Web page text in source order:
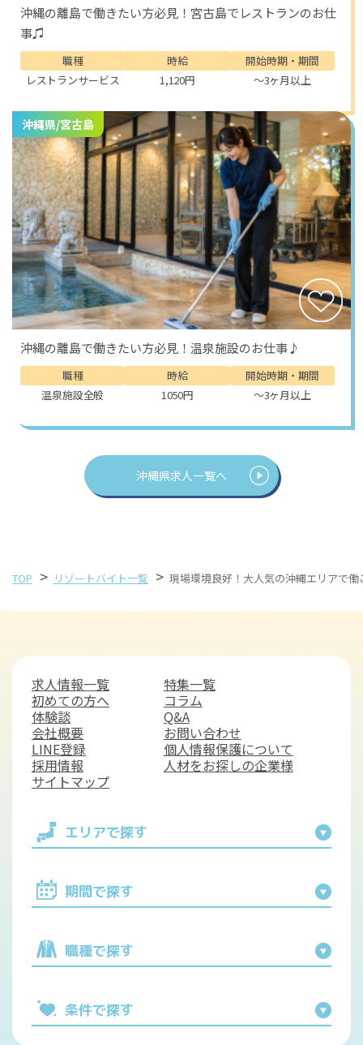
沖縄の離島で働きたい方必見！宮古島でレストランのお仕
事♫
職種
レストランサービス
時給
1,120円
開始時期・期間
～3ヶ月以上
沖縄県/宮古島
沖縄の離島で働きたい方必見！温泉施設のお仕事♪
職種
温泉施設全般
時給
1050円
開始時期・期間
～3ヶ月以上
沖縄県求人一覧へ
TOP > リゾートバイト一覧 > 現場環境良好！大人気の沖縄エリアで働
エリアで探す
期間で探す
職種で探す
条件で探す
求人情報一覧
特集一覧
初めての方へ
コラム
体験談
Q&A
会社概要
お問い合わせ
LINE登録
個人情報保護について
採用情報
人材をお探しの企業様
サイトマップ